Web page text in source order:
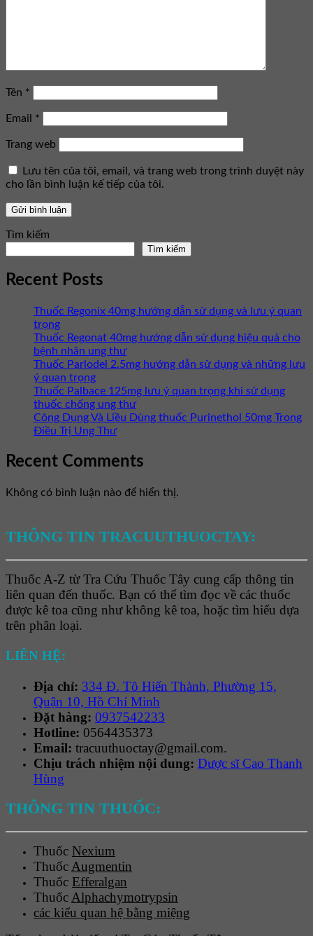
Tên *
Email *
Trang web
Lưu tên của tôi, email, và trang web trong trình duyệt này
cho lần bình luận kế tiếp của tôi.
Tìm kiếm
Tìm kiếm
Recent Posts
Thuốc Regonix 40mg hướng dẫn sử dụng và lưu ý quan
trọng
Thuốc Regonat 40mg hướng dẫn sử dụng hiệu quả cho
bệnh nhân ung thư
Thuốc Parlodel 2.5mg hướng dẫn sử dụng và những lưu
ý quan trọng
Thuốc Palbace 125mg lưu ý quan trọng khi sử dụng
thuốc chống ung thư
Công Dụng Và Liều Dùng thuốc Purinethol 50mg Trong
Điều Trị Ung Thư
Recent Comments
Không có bình luận nào để hiển thị.
THÔNG TIN TRACUUTHUOCTAY:
Thuốc A-Z từ Tra Cứu Thuốc Tây cung cấp thông tin
liên quan đến thuốc. Bạn có thể tìm đọc về các thuốc
được kê toa cũng như không kê toa, hoặc tìm hiểu dựa
trên phân loại.
LIÊN HỆ:
Địa chỉ: 334 Đ. Tô Hiến Thành, Phường 15,
Quận 10, Hồ Chí Minh
Đặt hàng: 0937542233
Hotline: 0564435373
Email: tracuuthuoctay@gmail.com.
Chịu trách nhiệm nội dung: Dược sĩ Cao Thanh
Hùng
THÔNG TIN THUỐC:
Thuốc Nexium
Thuốc Augmentin
Thuốc Efferalgan
Thuốc Alphachymotrypsin
các kiểu quan hệ bằng miệng